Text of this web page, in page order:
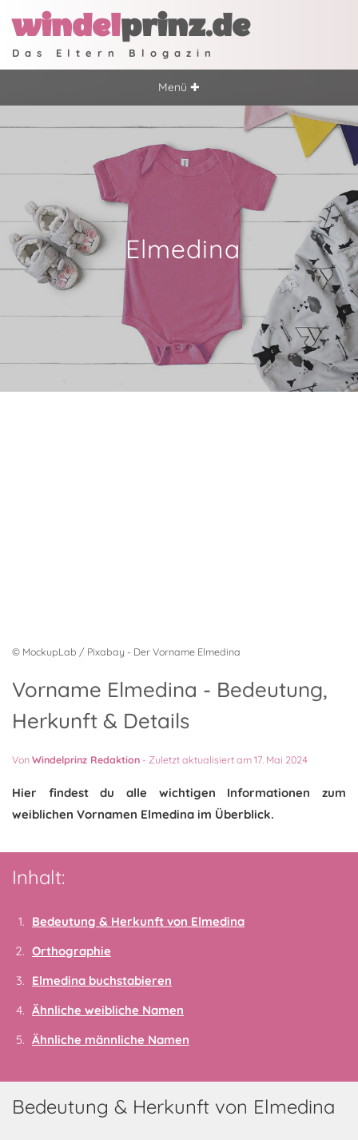
windelprinz.de
Das Eltern Blogazin
Menü ✚
Elmedina
© MockupLab / Pixabay - Der Vorname Elmedina
Vorname Elmedina - Bedeutung,
Herkunft & Details
VonWindelprinz Redaktion - Zuletzt aktualisiert am 17. Mai 2024
Hier findest du alle wichtigen Informationen zum
weiblichen Vornamen Elmedina im Überblick.
Inhalt:
Bedeutung & Herkunft von Elmedina
Orthographie
Elmedina buchstabieren
Ähnliche weibliche Namen
Ähnliche männliche Namen
Bedeutung & Herkunft von Elmedina